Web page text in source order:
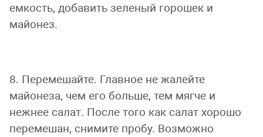
емкость, добавить зеленый горошек и
майонез.
8. Перемешайте. Главное не жалейте
майонеза, чем его больше, тем мягче и
нежнее салат. После того как салат хорошо
перемешан, снимите пробу. Возможно